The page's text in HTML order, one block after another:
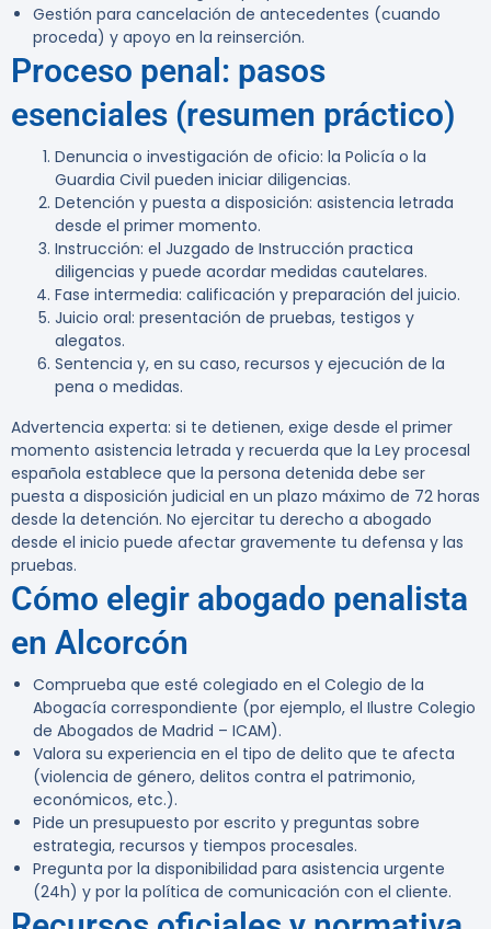
Gestión para cancelación de antecedentes (cuando
proceda) y apoyo en la reinserción.
Proceso penal: pasos
esenciales (resumen práctico)
Denuncia o investigación de oficio: la Policía o la
Guardia Civil pueden iniciar diligencias.
Detención y puesta a disposición: asistencia letrada
desde el primer momento.
Instrucción: el Juzgado de Instrucción practica
diligencias y puede acordar medidas cautelares.
Fase intermedia: calificación y preparación del juicio.
Juicio oral: presentación de pruebas, testigos y
alegatos.
Sentencia y, en su caso, recursos y ejecución de la
pena o medidas.
Advertencia experta: si te detienen, exige desde el primer
momento asistencia letrada y recuerda que la Ley procesal
española establece que la persona detenida debe ser
puesta a disposición judicial en un plazo máximo de 72 horas
desde la detención. No ejercitar tu derecho a abogado
desde el inicio puede afectar gravemente tu defensa y las
pruebas.
Cómo elegir abogado penalista
en Alcorcón
Comprueba que esté colegiado en el Colegio de la
Abogacía correspondiente (por ejemplo, el Ilustre Colegio
de Abogados de Madrid – ICAM).
Valora su experiencia en el tipo de delito que te afecta
(violencia de género, delitos contra el patrimonio,
económicos, etc.).
Pide un presupuesto por escrito y preguntas sobre
estrategia, recursos y tiempos procesales.
Pregunta por la disponibilidad para asistencia urgente
(24h) y por la política de comunicación con el cliente.